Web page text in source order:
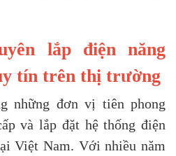
lắp điện năng
tín trên thị trường
những đơn vị tiên phong
và lắp đặt hệ thống điện
Việt Nam. Với nhiều năm